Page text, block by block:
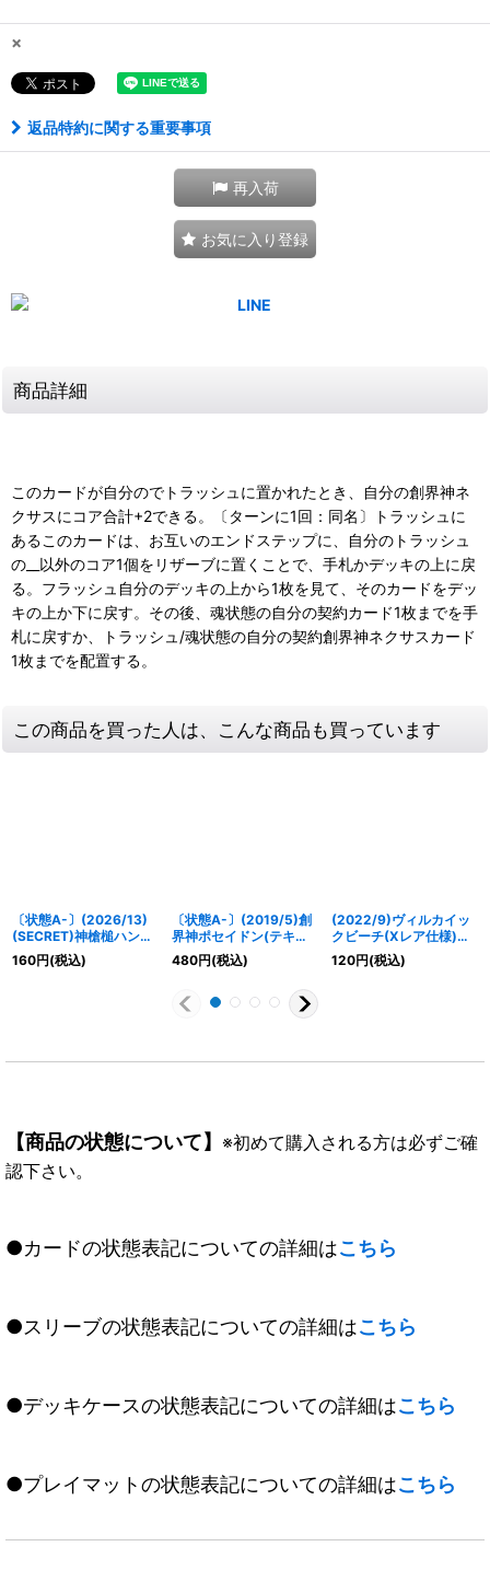
×
返品特約に関する重要事項
再入荷
お気に入り登録
商品詳細
このカードが自分のでトラッシュに置かれたとき、自分の創界神ネ
クサスにコア合計+2できる。〔ターンに1回：同名〕トラッシュに
あるこのカードは、お互いのエンドステップに、自分のトラッシュ
の__以外のコア1個をリザーブに置くことで、手札かデッキの上に戻
る。フラッシュ自分のデッキの上から1枚を見て、そのカードをデッ
キの上か下に戻す。その後、魂状態の自分の契約カード1枚までを手
札に戻すか、トラッシュ/魂状態の自分の契約創界神ネクサスカード
1枚までを配置する。
この商品を買った人は、こんな商品も買っています
〔状態A-〕(2026/13)
(SECRET)神槍槌ハンマ
ースピア【R-SEC】
{BS76-068}《青》
160円(税込)
〔状態A-〕(2019/5)創
界神ポセイドン(テキス
ト欄BSロゴ/BS50収録)
【X】{BS47-X09}
480円(税込)
(2022/9)ヴィルカイッ
クビーチ(Xレア仕様)
【C】{BS60-083}
《青》
120円(税込)
【商品の状態について】 ※初めて購入される方は必ずご確
認下さい。
●カードの状態表記についての詳細はこちら
●スリーブの状態表記についての詳細はこちら
●デッキケースの状態表記についての詳細はこちら
●プレイマットの状態表記についての詳細はこちら